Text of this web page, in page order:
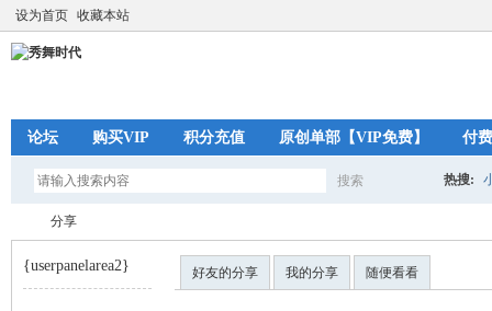
设为首页 收藏本站
论坛 购买VIP 积分充值 原创单部【VIP免费】 付
搜索 热搜:
分享
{userpanelarea2} 好友的分享 我的分享 随便看看